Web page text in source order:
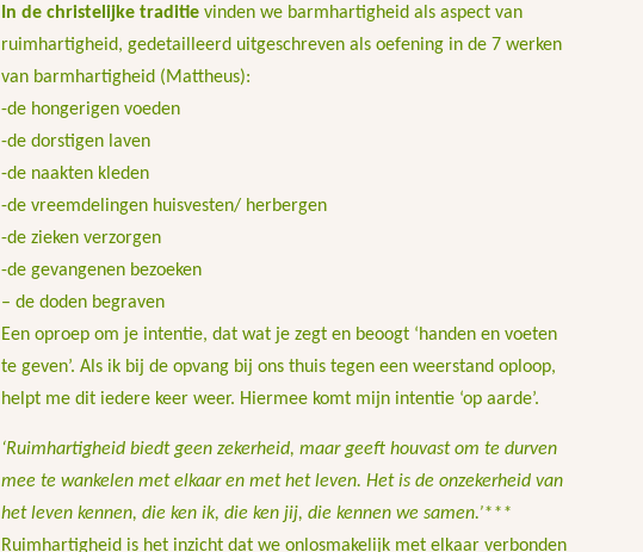
In de christelijke traditie vinden we barmhartigheid als aspect van
ruimhartigheid, gedetailleerd uitgeschreven als oefening in de 7 werken
van barmhartigheid (Mattheus):
-de hongerigen voeden
-de dorstigen laven
-de naakten kleden
-de vreemdelingen huisvesten/ herbergen
-de zieken verzorgen
-de gevangenen bezoeken
– de doden begraven
Een oproep om je intentie, dat wat je zegt en beoogt ‘handen en voeten
te geven’. Als ik bij de opvang bij ons thuis tegen een weerstand oploop,
helpt me dit iedere keer weer. Hiermee komt mijn intentie ‘op aarde’.
‘Ruimhartigheid biedt geen zekerheid, maar geeft houvast om te durven
mee te wankelen met elkaar en met het leven. Het is de onzekerheid van
het leven kennen, die ken ik, die ken jij, die kennen we samen.’***
Ruimhartigheid is het inzicht dat we onlosmakelijk met elkaar verbonden